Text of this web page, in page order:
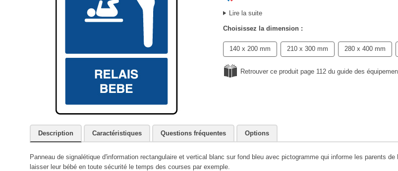
Lire la suite
Choisissez la dimension :
140 x 200 mm 210 x 300 mm 280 x 400 mm
Retrouver ce produit page 112 du guide des
Description Caractéristiques Questions fréquentes Options
Panneau de signalétique d'information rectangulaire et vertical blanc sur fond bleu avec pictogramme qui informe les parents
laisser leur bébé en toute sécurité le temps des courses par exemple.